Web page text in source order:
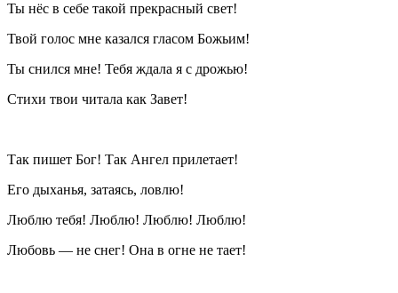
Ты нёс в себе такой прекрасный свет!
Твой голос мне казался гласом Божьим!
Ты снился мне! Тебя ждала я с дрожью!
Стихи твои читала как Завет!
Так пишет Бог! Так Ангел прилетает!
Его дыханья, затаясь, ловлю!
Люблю тебя! Люблю! Люблю! Люблю!
Любовь — не снег! Она в огне не тает!